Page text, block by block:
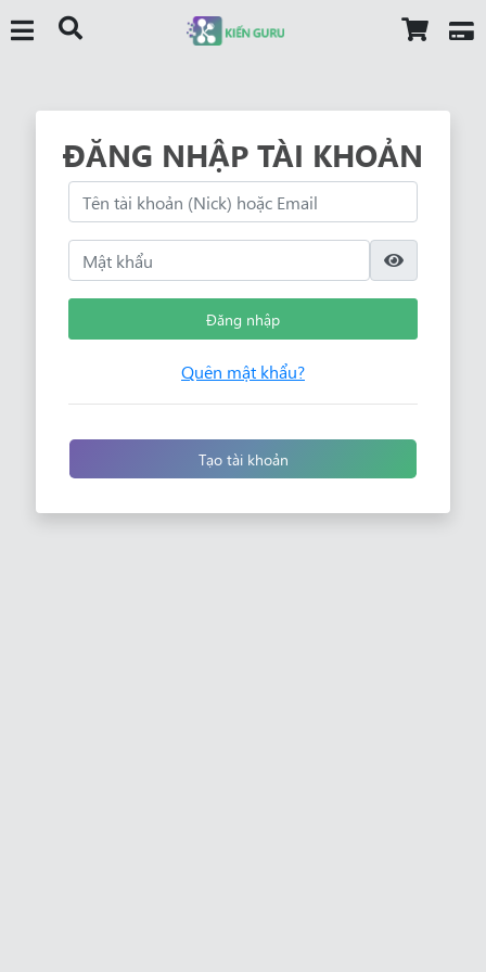
ĐĂNG NHẬP TÀI KHOẢN
Đăng nhập
Quên mật khẩu?
Tạo tài khoản